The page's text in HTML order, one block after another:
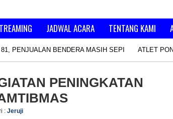
JADWAL ACARA TENTANG KAMI
PENJUALAN BENDERA MASIH SEPI ATLET
PENINGKATAN
: Jeruji